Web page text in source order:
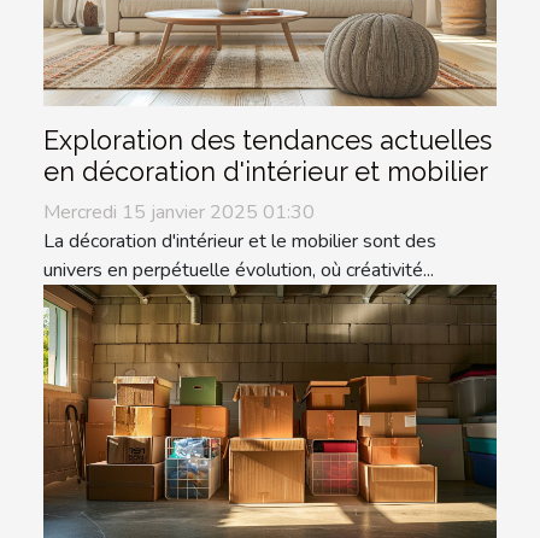
Exploration des tendances actuelles
en décoration d'intérieur et mobilier
Mercredi 15 janvier 2025 01:30
La décoration d'intérieur et le mobilier sont des
univers en perpétuelle évolution, où créativité...